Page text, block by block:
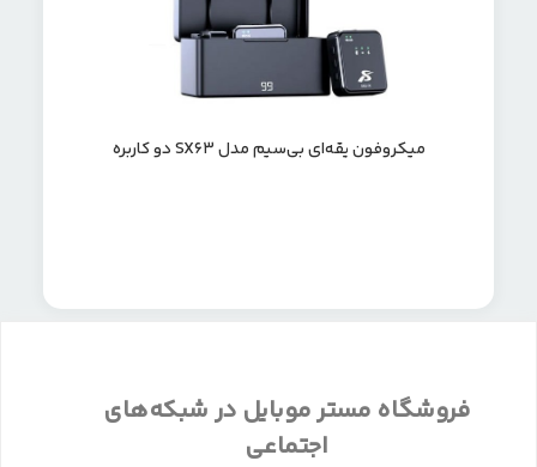
میکروفون یقه‌ای بی‌سیم مدل SX63 دو کاربره
فروشگاه مستر موبایل در شبکه‌های
اجتماعی